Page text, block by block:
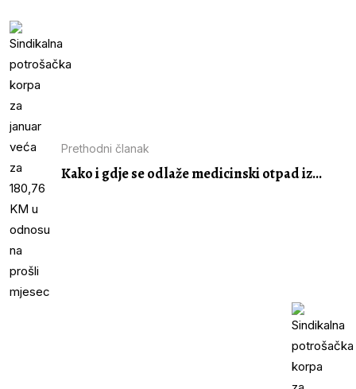
Prethodni članak
Kako i gdje se odlaže medicinski otpad iz...